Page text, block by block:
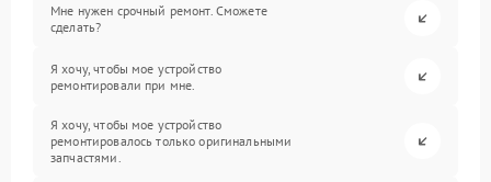
Мне нужен срочный ремонт. Сможете
сделать?
Я хочу, чтобы мое устройство
ремонтировали при мне.
Я хочу, чтобы мое устройство
ремонтировалось только оригинальными
запчастями.